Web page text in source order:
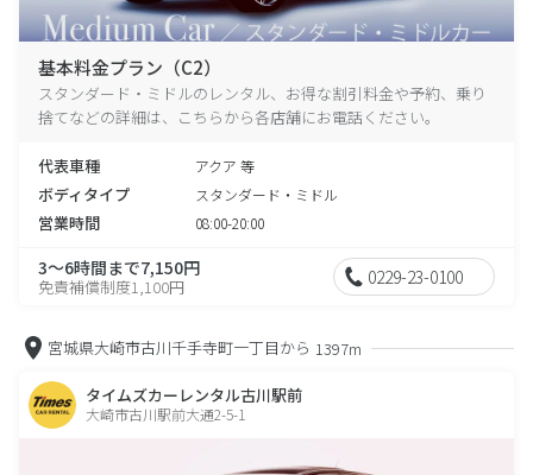
基本料金プラン（C2）
スタンダード・ミドルのレンタル、お得な割引料金や予約、乗り
捨てなどの詳細は、こちらから各店舗にお電話ください。
代表車種 アクア 等
ボディタイプ スタンダード・ミドル
営業時間 08:00-20:00
3～6時間まで7,150円
免責補償制度1,100円 0229-23-0100
宮城県大崎市古川千手寺町一丁目から 1397m
タイムズカーレンタル古川駅前
大崎市古川駅前大通2-5-1